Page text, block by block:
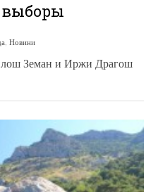
выборы
, Новини
Земан и Иржи Драгош